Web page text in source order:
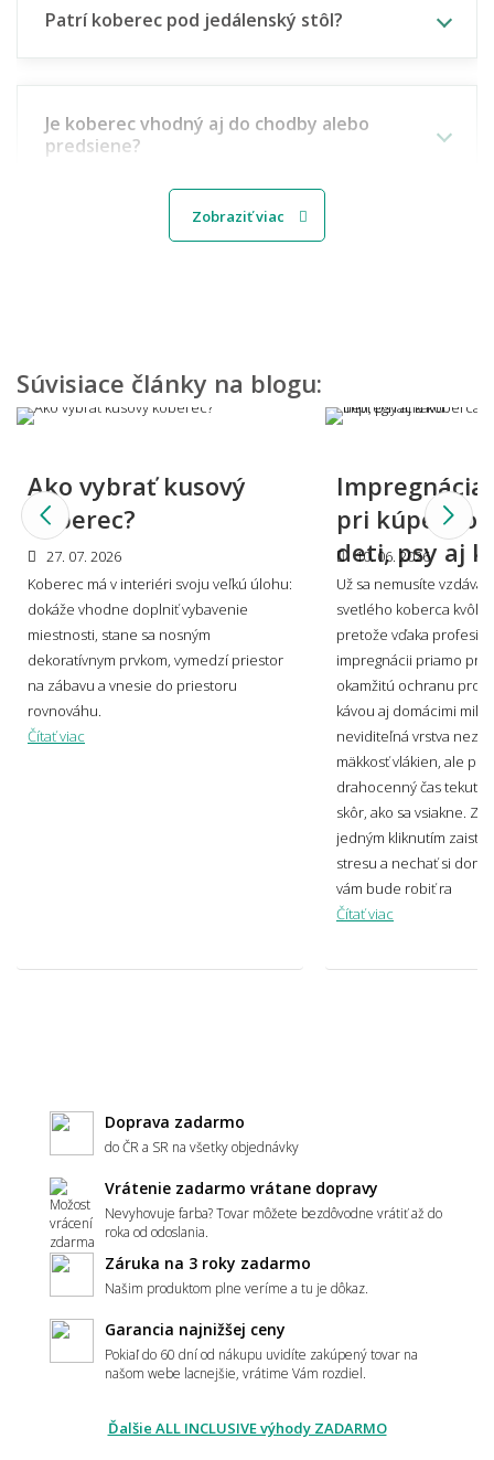
Patrí koberec pod jedálenský stôl?
Je koberec vhodný aj do chodby alebo
predsiene?
Aký koberec vybrať do detskej izbičky?
doma?
Viete mi miestnosť namodelovať aj do iného
štýlu interiéru?
🎨 Dizajn farby a štýl
👨‍Odpovede nižšie boli písané v spolupráci s profesionálnym
dizajnérom Miroslavom Holešom.
Aké sú súčasné trendy v motívoch
kobercov?
Svetlý alebo tmavý koberec – čo je
Ako zladiť koberec s nábytkom a podlahou?
Aký koberec zvoliť do moderného interiéru?
Zobraziť viac
Súvisiace články na blogu:
Ako vybrať kusový
koberec?
27. 07. 2026
Koberec má v interiéri svoju veľkú úlohu:
dokáže vhodne doplniť vybavenie
miestnosti, stane sa nosným
dekoratívnym prvkom, vymedzí priestor
na zábavu a vnesie do priestoru
rovnováhu.
Čítať viac
Impregnácia
pri kúpe:
deti, psy aj
10. 06. 2026
Už sa nemusíte
svetlého koberca kvôli
pretože vďaka
impregnácii priamo pri
okamžitú ochranu proti
kávou aj domácimi
neviditeľná vrstva
mäkkosť vlákien, ale
drahocenný čas
skôr, ako sa vsiakne.
jedným kliknutím zaistiť
stresu a nechať si
vám bude robiť ra
Čítať viac
Doprava zadarmo
do ČR a SR na všetky objednávky
Vrátenie zadarmo vrátane dopravy
Nevyhovuje farba? Tovar môžete bezdôvodne vrátiť až do
roka od odoslania.
Záruka na 3 roky zadarmo
Našim produktom plne veríme a tu je dôkaz.
Garancia najnižšej ceny
Pokiaľ do 60 dní od nákupu uvidíte zakúpený tovar na
našom webe lacnejšie, vrátime Vám rozdiel.
Ďalšie ALL INCLUSIVE výhody ZADARMO